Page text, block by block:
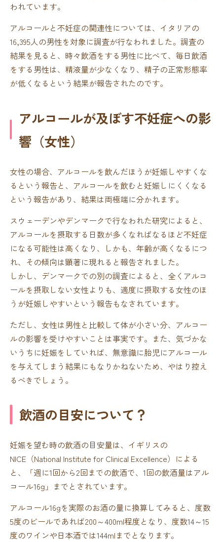
われています。
アルコールと不妊症の関連性については、イタリアの
16,395人の男性を対象に調査が行なわれました。調査の
結果を見ると、時々飲酒をする男性に比べて、毎日飲酒
をする男性は、精液量が少なくなり、精子の正常形態率
が低くなるという結果が報告されたのです。
アルコールが及ぼす不妊症への影
響（女性）
女性の場合、アルコールを飲んだほうが妊娠しやすくな
るという報告と、アルコールを飲むと妊娠しにくくなる
という報告があり、結果は両極端に分かれます。
スウェーデンやデンマークで行なわれた研究によると、
アルコールを摂取する日数が多くなればなるほど不妊症
になる可能性は高くなり、しかも、年齢が高くなるにつ
れ、その傾向は顕著に現れると報告されました。
しかし、デンマークでの別の調査によると、全くアルコ
ールを摂取しない女性よりも、適度に摂取する女性のほ
うが妊娠しやすいという報告もなされています。
ただし、女性は男性と比較して体が小さい分、アルコー
ルの影響を受けやすいことは事実です。また、気づかな
いうちに妊娠をしていれば、無意識に胎児にアルコール
を与えてしまう結果にもなりかねないため、やはり控え
るべきでしょう。
飲酒の目安について？
妊娠を望む時の飲酒の目安量は、イギリスの
NICE（National Institute for Clinical Excellence）による
と、「週に1回から2回までの飲酒で、1回の飲酒量はアル
コール16g」までとされています。
アルコール16gを実際のお酒の量に換算してみると、度数
5度のビールであれば200～400ml程度となり、度数14～15
度のワインや日本酒では144mlまでとなります。